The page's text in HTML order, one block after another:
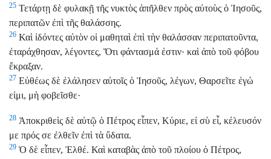
25 Τετάρτῃ δὲ φυλακῇ τῆς νυκτὸς ἀπῆλθεν πρὸς αὐτοὺς ὁ Ἰησοῦς,
περιπατῶν ἐπὶ τῆς θαλάσσης.
26 Καὶ ἰδόντες αὐτὸν οἱ μαθηταὶ ἐπὶ τὴν θαλάσσαν περιπατοῦντα,
ἐταράχθησαν, λέγοντες, Ὅτι φάντασμά ἐστιν· καὶ ἀπὸ τοῦ φόβου
ἔκραξαν.
27 Εὐθέως δὲ ἐλάλησεν αὐτοῖς ὁ Ἰησοῦς, λέγων, Θαρσεῖτε ἐγώ
εἰμι, μὴ φοβεῖσθε·
28 Ἀποκριθεὶς δὲ αὐτῷ ὁ Πέτρος εἶπεν, Κύριε, εἰ σὺ εἶ, κέλευσόν
με πρός σε ἐλθεῖν ἐπὶ τὰ ὕδατα.
29 Ὁ δὲ εἶπεν, Ἐλθέ. Καὶ καταβὰς ἀπὸ τοῦ πλοίου ὁ Πέτρος,